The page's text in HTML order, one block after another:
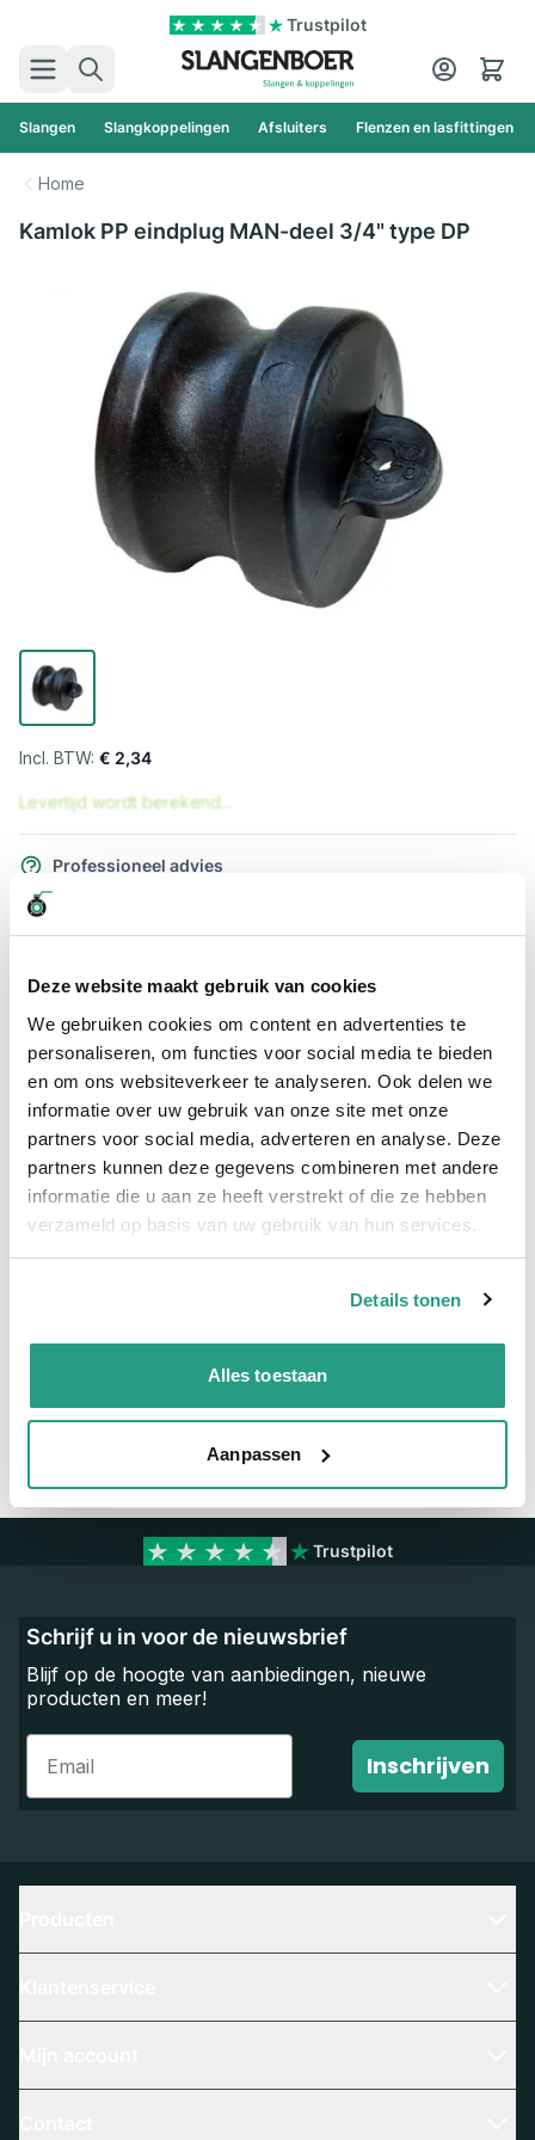
Deze website maakt gebruik van cookies
We gebruiken cookies om content en advertenties te
personaliseren, om functies voor social media te bieden
en om ons websiteverkeer te analyseren. Ook delen we
informatie over uw gebruik van onze site met onze
partners voor social media, adverteren en analyse. Deze
partners kunnen deze gegevens combineren met andere
informatie die u aan ze heeft verstrekt of die ze hebben
verzameld op basis van uw gebruik van hun services.
Details tonen
Alles toestaan
Aanpassen
Trustpilot
Zoek
Cart
Slangen Slangkoppelingen Afsluiters Flenzen en lasfittingen
Home
Kamlok PP eindplug MAN-deel 3/4" type DP
€ 2,34
Levertijd wordt berekend...
Professioneel advies
Hoge klantbeoordelingen: 9/10
Snel naar
Meer informatie
Meer informatie
Maatvoering koppeling 3/4"
Materiaal Polypropyleen
We zijn beschikbaar van ma t/m vr van 08:00 tot 17:00 uur.
Trustpilot
Schrijf u in voor de nieuwsbrief
Blijf op de hoogte van aanbiedingen, nieuwe
producten en meer!
Email
Inschrijven